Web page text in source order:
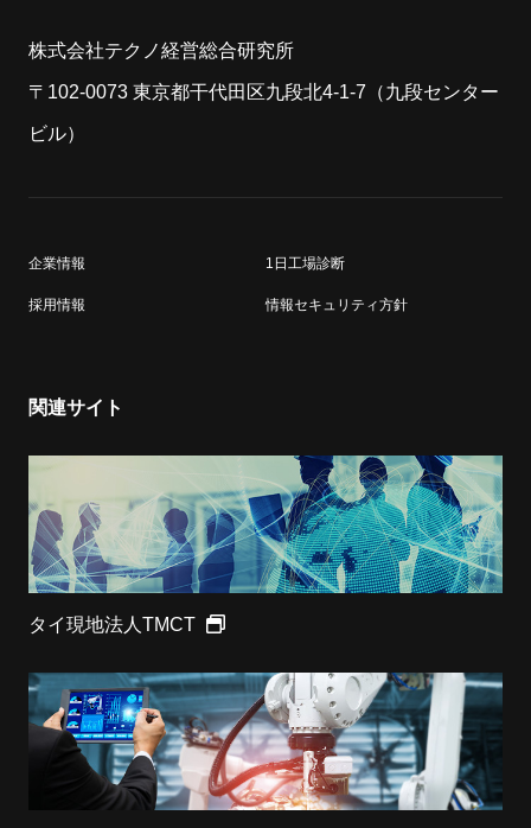
株式会社テクノ経営総合研究所
〒102-0073 東京都干代田区九段北4-1-7（九段センター
ビル）
企業情報 1日工場診断
採用情報 情報セキュリティ方針
関連サイト
タイ現地法人TMCT